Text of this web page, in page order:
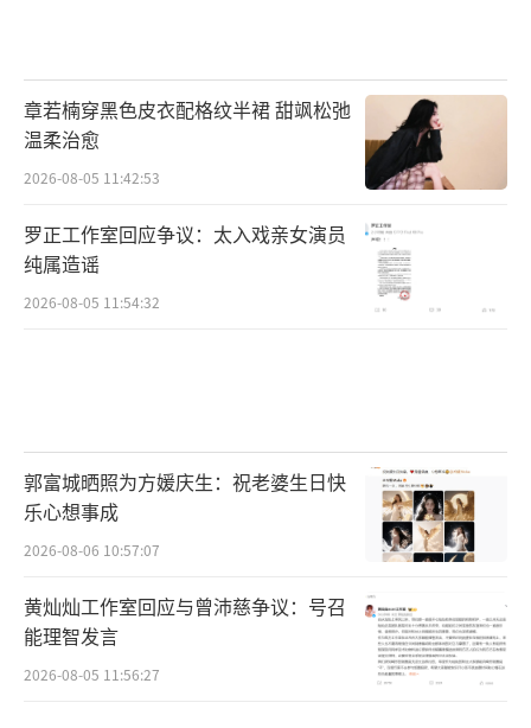
章若楠穿黑色皮衣配格纹半裙 甜飒松弛
温柔治愈
2026-08-05 11:42:53
罗正工作室回应争议：太入戏亲女演员
纯属造谣
2026-08-05 11:54:32
郭富城晒照为方媛庆生：祝老婆生日快
乐心想事成
2026-08-06 10:57:07
黄灿灿工作室回应与曾沛慈争议：号召
能理智发言
2026-08-05 11:56:27